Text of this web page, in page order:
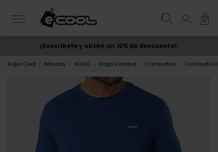
0
ENVÍO GRATIS desde 50€
¡Suscríbete y obtén un 10% de descuento!.
Ropa Cool Marcas HUGO Ropa Hombre Camisetas Camiseta